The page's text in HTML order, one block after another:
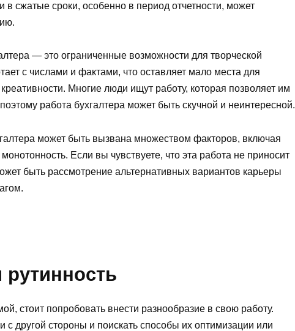
в сжатые сроки, особенно в период отчетности, может
— это ограниченные возможности для творческой
с числами и фактами, что оставляет мало места для
Многие люди ищут работу, которая позволяет им
работа бухгалтера может быть скучной и неинтересной.
может быть вызвана множеством факторов, включая
Если вы чувствуете, что эта работа не приносит
быть рассмотрение альтернативных вариантов карьеры
стоит попробовать внести разнообразие в свою работу.
с другой стороны и поискать способы их оптимизации или